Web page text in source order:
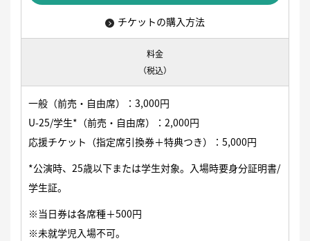
チケットの購入方法
料金
（税込）
一般（前売・自由席）：3,000円
U-25/学生*（前売・自由席）：2,000円
応援チケット（指定席引換券＋特典つき）：5,000円
*公演時、25歳以下または学生対象。入場時要身分証明書/
学生証。
※当日券は各席種＋500円
※未就学児入場不可。